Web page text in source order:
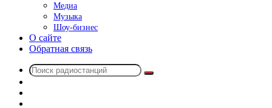
Медиа
Музыка
Шоу-бизнес
О сайте
Обратная связь
Поиск